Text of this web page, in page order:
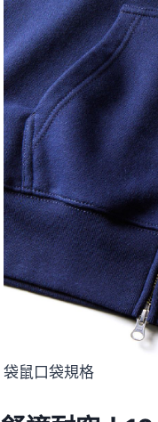
袋鼠口袋規格